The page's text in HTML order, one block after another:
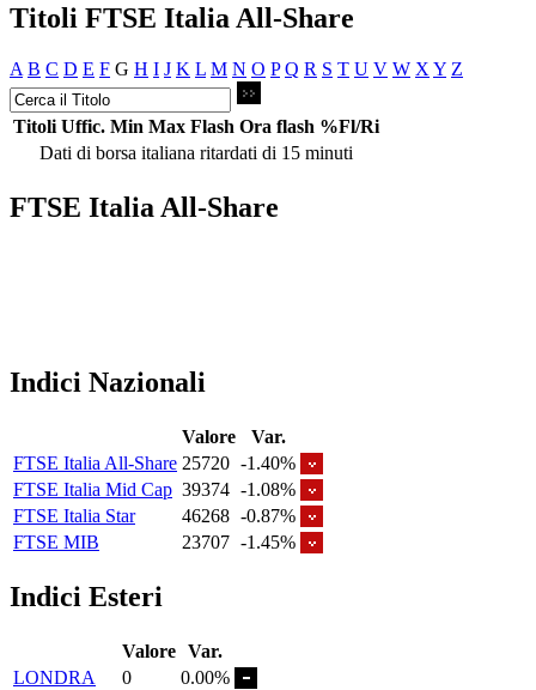
Titoli FTSE Italia All-Share
A B C D E F G H I J K L M N O P Q R S T U V W X Y Z
Titoli Uffic. Min Max Flash Ora flash %Fl/Ri
Dati di borsa italiana ritardati di 15 minuti
FTSE Italia All-Share
Indici Nazionali
Valore
Var.
FTSE Italia All-Share 25720 -1.40%
FTSE Italia Mid Cap 39374 -1.08%
FTSE Italia Star
46268 -0.87%
FTSE MIB
23707 -1.45%
Indici Esteri
Valore Var.
LONDRA
0
0.00%